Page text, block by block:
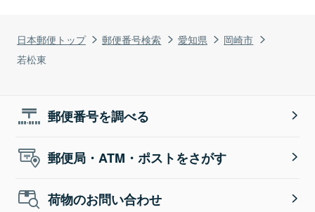
日本郵便トップ 郵便番号検索 愛知県
岡崎市
若松東
郵便番号を調べる
郵便局・ATM・ポストをさがす
荷物のお問い合わせ